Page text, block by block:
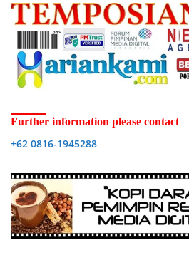
Further information please contact
+62 0816-1945288